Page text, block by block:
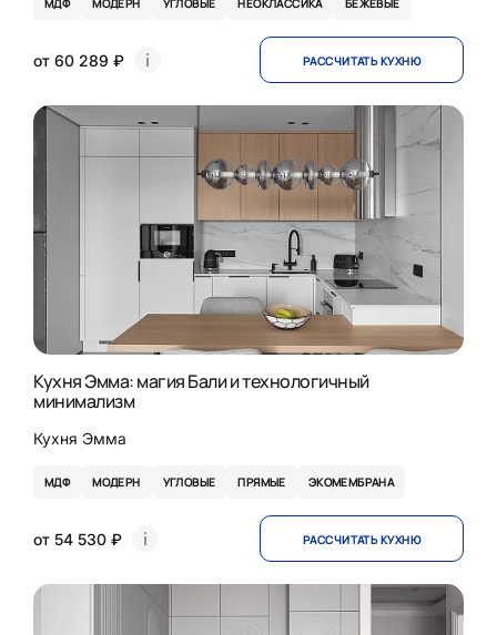
МДФ МОДЕРН УГЛОВЫЕ НЕОКЛАССИКА БЕЖЕВЫЕ
от 60 289 ₽ РАССЧИТАТЬ КУХНЮ
Кухня Эмма: магия Бали и технологичный
минимализм
Кухня Эмма
МДФ МОДЕРН УГЛОВЫЕ ПРЯМЫЕ ЭКОМЕМБРАНА
от 54 530 ₽ РАССЧИТАТЬ КУХНЮ